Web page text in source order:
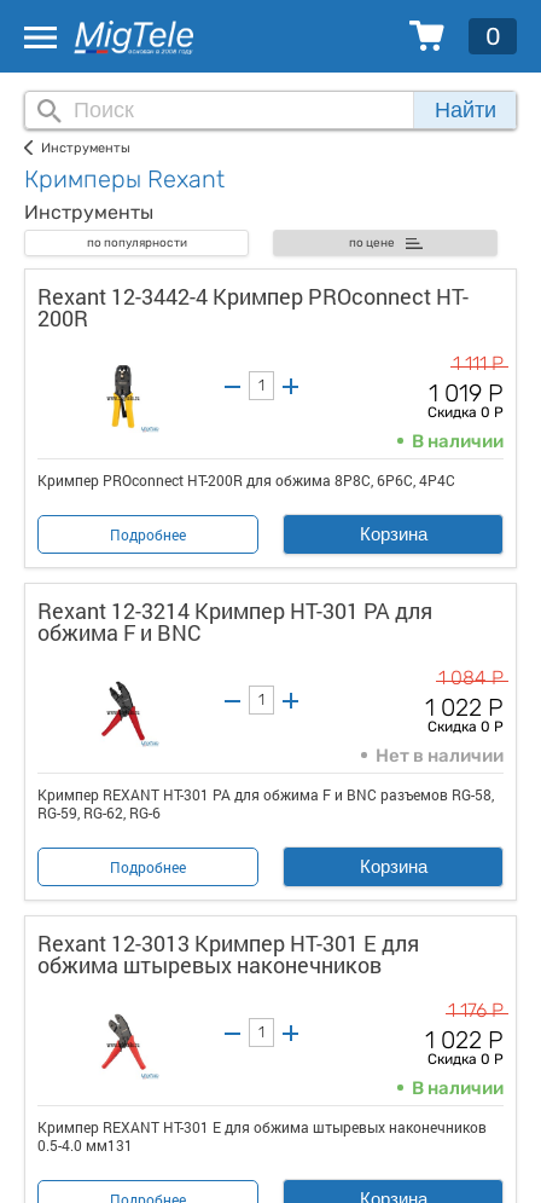
0
Найти
Инструменты
Кримперы Rexant
Инструменты
по популярности по цене
Rexant 12-3442-4 Кримпер PROconnect HT-
200R
1 111 Р
1 019 Р
Скидка 0 Р
В наличии
Кримпер PROconnect HT-200R для обжима 8P8C, 6P6C, 4P4C
Подробнее Корзина
Rexant 12-3214 Кримпер HT-301 PA для
обжима F и BNC
1 084 Р
1 022 Р
Скидка 0 Р
Нет в наличии
Кримпер REXANT HT-301 PA для обжима F и BNC разъемов RG-58,
RG-59, RG-62, RG-6
Подробнее Корзина
Rexant 12-3013 Кримпер HT-301 E для
обжима штыревых наконечников
1 176 Р
1 022 Р
Скидка 0 Р
В наличии
Кримпер REXANT HT-301 E для обжима штыревых наконечников
0.5-4.0 мм131
Подробнее Корзина